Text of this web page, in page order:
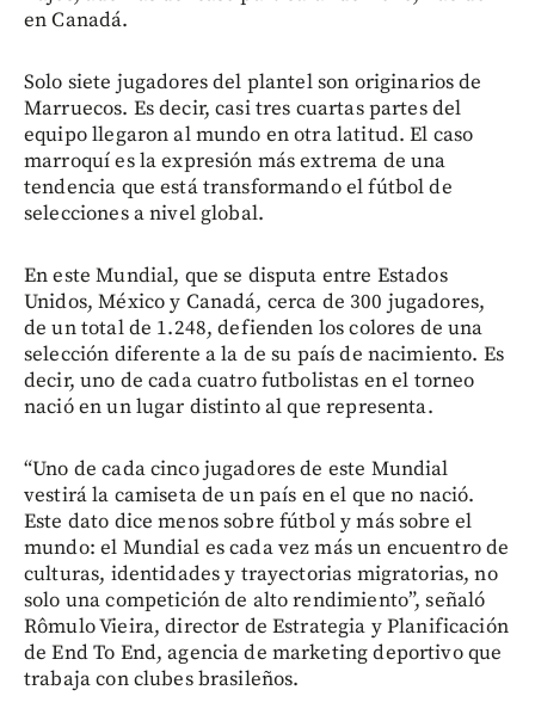
en Canadá.
Solo siete jugadores del plantel son originarios de
Marruecos. Es decir, casi tres cuartas partes del
equipo llegaron al mundo en otra latitud. El caso
marroquí es la expresión más extrema de una
tendencia que está transformando el fútbol de
selecciones a nivel global.
En este Mundial, que se disputa entre Estados
Unidos, México y Canadá, cerca de 300 jugadores,
de un total de 1.248, defienden los colores de una
selección diferente a la de su país de nacimiento. Es
decir, uno de cada cuatro futbolistas en el torneo
nació en un lugar distinto al que representa.
“Uno de cada cinco jugadores de este Mundial
vestirá la camiseta de un país en el que no nació.
Este dato dice menos sobre fútbol y más sobre el
mundo: el Mundial es cada vez más un encuentro de
culturas, identidades y trayectorias migratorias, no
solo una competición de alto rendimiento”, señaló
Rômulo Vieira, director de Estrategia y Planificación
de End To End, agencia de marketing deportivo que
trabaja con clubes brasileños.